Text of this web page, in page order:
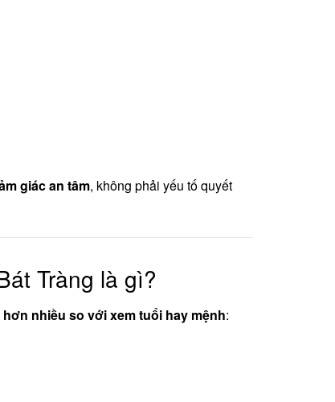
giác an tâm, không phải yếu tố quyết
Tràng là gì?
nhiều so với xem tuổi hay mệnh: